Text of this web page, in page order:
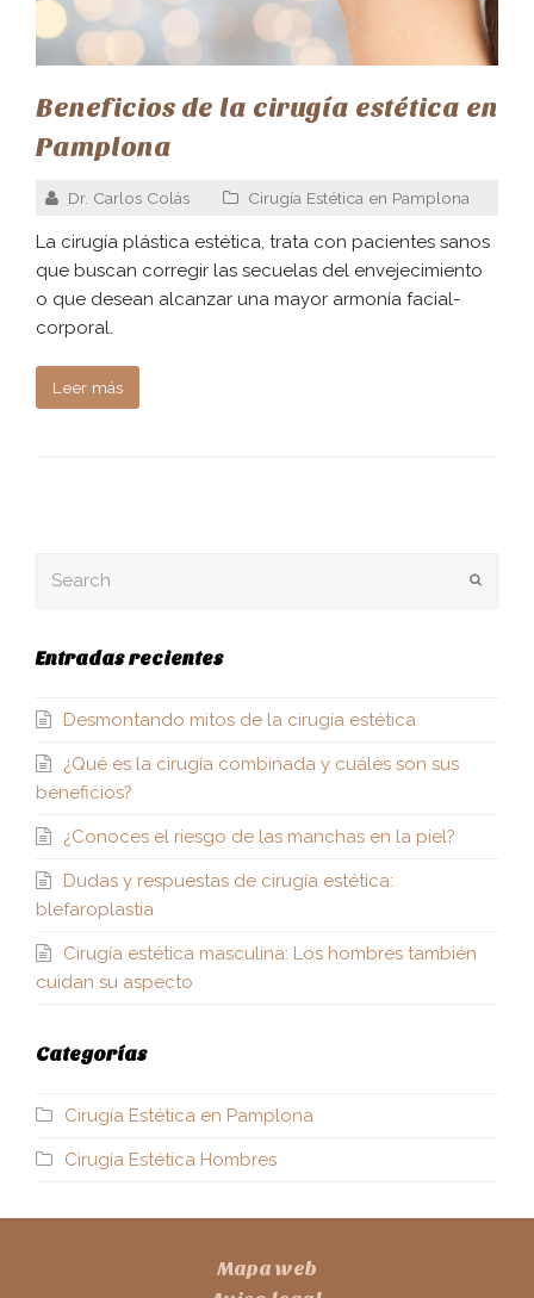
Beneficios de la cirugía estética en
Pamplona
Dr. Carlos Colás Cirugía Estética en Pamplona
La cirugía plástica estética, trata con pacientes sanos
que buscan corregir las secuelas del envejecimiento
o que desean alcanzar una mayor armonía facial-
corporal.
Leer más
Entradas recientes
Desmontando mitos de la cirugía estética
¿Qué es la cirugía combinada y cuáles son sus
beneficios?
¿Conoces el riesgo de las manchas en la piel?
Dudas y respuestas de cirugía estética:
blefaroplastia
Cirugía estética masculina: Los hombres también
cuidan su aspecto
Categorías
Cirugía Estética en Pamplona
Cirugía Estética Hombres
Mapa web